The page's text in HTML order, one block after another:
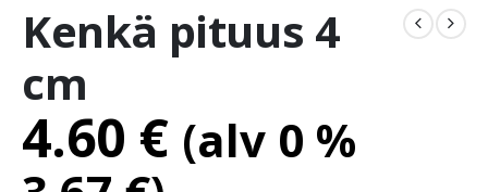
Kenkä pituus 4
cm
4.60 € (alv 0 %